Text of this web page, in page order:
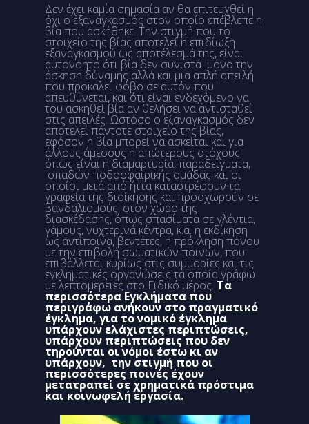
Δεν έχει καμία σημασία αν θα επιτευχθεί η
όχι ο εξαναγκασμός στον οποίο επέβλεπε η
βία που ασκήθηκε. Την στιγμή που το
στοιχείο της βίας αποτελεί η επιδίωξη
εξαναγκασμού ως αποτέλεσμά της, είναι
αυτονόητο ότι βία δεν συνιστά μόνο την
άσκηση δύναμης αλλά και μια απλή απειλή
που προκαλεί φόβο σε αυτόν που
απευθύνεται, και ότι είναι ενδεχόμενο να
του ασκηθεί βία αν θελήσει να αντισταθεί
στις απειλές. Ωστόσο ο εξαναγκασμός δεν
αποτελεί πάντοτε στοιχείο της βίας,
εφόσον η βία μπορεί να ασκείται και για
άλλους άμεσους η απώτερους στόχους
όπως είναι η διαμαρτυρία, παραδείγματα,
οπαδών ποδοσφαιρικής ομάδας και οι
οποίοι μετά από ήττα καταστρέφουν τα
γραφεία της διοίκησης και προσχωρούν σε
βανδαλισμούς, στον χώρο της
διασκέδασης, όπως σπασίματα σε γλέντια,
γάμους, νυχτερινά κέντρα, κ.α. η εκδίκηση
ως αντίποινα, βεντέτες, η πρόκληση πόνου
με την επιβολή σωματικών ποινών, που
επιβάλλεται κυρίως στις συμμορίες και τις
εγκληματικές οργανώσεις τα οποία γράφω
με λεπτομέρειες στο Ειδικό μέρος. Τα
περισσότερα Εγκλήματα που
περιγράφω ανήκουν στο πραγματικό
έγκλημα, για το νομικό έγκλημα
υπάρχουν ελάχιστες περιπτώσεις,
υπάρχουν περιπτώσεις που δεν
τηρούνται οι νόμοι έστω κι αν
υπάρχουν, την στιγμή που οι
περισσότερες ποινές έχουν
μετατραπεί σε χρηματικά πρόστιμα
και κοινωφελή εργασία.